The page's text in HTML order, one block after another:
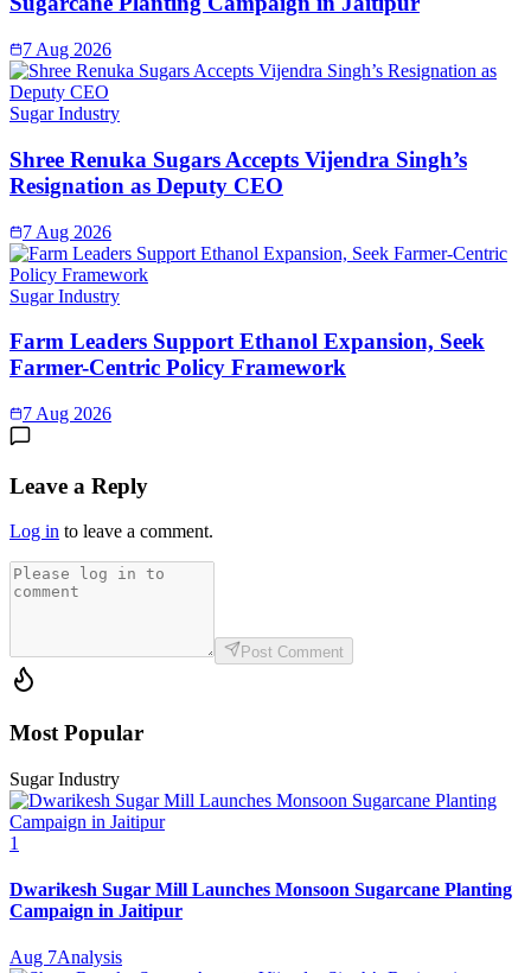
7 Aug 2026
Sugar Industry
Shree Renuka Sugars Accepts Vijendra Singh’s
Resignation as Deputy CEO
7 Aug 2026
Sugar Industry
Farm Leaders Support Ethanol Expansion, Seek
Farmer-Centric Policy Framework
7 Aug 2026
Leave a Reply
Log in to leave a comment.
Post Comment
Most Popular
Sugar Industry
1
Dwarikesh Sugar Mill Launches Monsoon Sugarcane Planting
Campaign in Jaitipur
Aug 7Analysis